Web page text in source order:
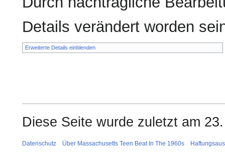
Details verändert worden
Erweiterte Details einblenden
Diese Seite wurde zuletzt am
Datenschutz Über Massachusetts Teen Beat In The 1960s